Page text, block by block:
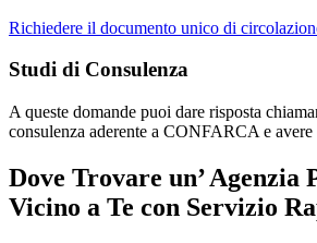
Richiedere il documento unico di
Studi di Consulenza
A queste domande puoi dare risposta
consulenza aderente a CONFARCA e
Dove Trovare un’ Agenzia
Vicino a Te con Servizio